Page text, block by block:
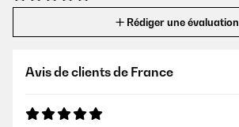
Rédiger une évaluation
Avis de clients de France